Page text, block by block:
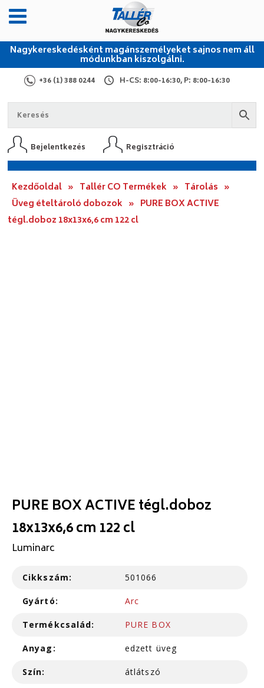
Nagykereskedésként magánszemélyeket sajnos nem áll
módunkban kiszolgálni.
+36 (1) 388 0244 H-CS: 8:00-16:30, P: 8:00-16:30
Bejelentkezés Regisztráció
Kezdőoldal » Tallér CO Termékek » Tárolás »
Üveg ételtároló dobozok » PURE BOX ACTIVE
tégl.doboz 18x13x6,6 cm 122 cl
PURE BOX ACTIVE tégl.doboz
18x13x6,6 cm 122 cl
Luminarc
Cikkszám: 501066
Gyártó: Arc
Termékcsalád: PURE BOX
Anyag: edzett üveg
Szín: átlátszó